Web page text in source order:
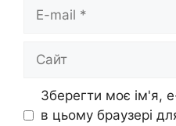
Сайт
Зберегти моє ім'я,
в цьому браузері